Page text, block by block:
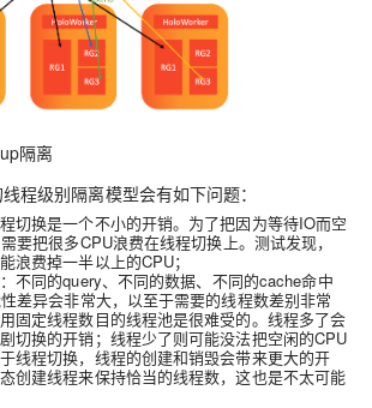
隔离
程级别隔离模型会有如下问题：
切换是一个不小的开销。为了把因为等待IO而空
要把很多CPU浪费在线程切换上。测试发现，
浪费掉一半以上的CPU；
不同的query、不同的数据、不同的cache命中
差异会非常大，以至于需要的线程数差别非常
固定线程数目的线程池是很难受的。线程多了会
切换的开销；线程少了则可能没法把空闲的CPU
线程切换，线程的创建和销毁会带来更大的开
创建线程来保持恰当的线程数，这也是不太可能